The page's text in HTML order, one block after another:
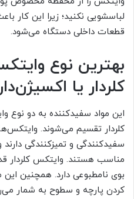
لباسشویی نکنید؛ زیرا این کار
قطعات داخلی دستگاه می‌شود.
بهترین نوع
کلردار یا
این مواد سفیدکننده به دو نوع
کلردار تقسیم می‌شوند.
سفیدکنندگی و تمیزکنندگی
مناسب هستند. وایتکس کلردار
بوی نامطبوعی دارد. همچنین این
کردن پارچه و سطوح به شمار